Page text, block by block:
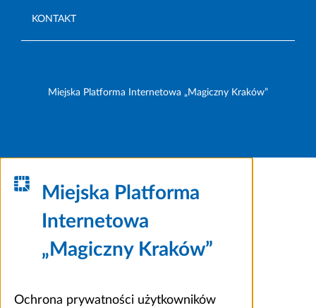
KONTAKT
Miejska Platforma Internetowa „Magiczny Kraków”
Miejska Platforma
Internetowa
„Magiczny Kraków”
Ochrona prywatności użytkowników